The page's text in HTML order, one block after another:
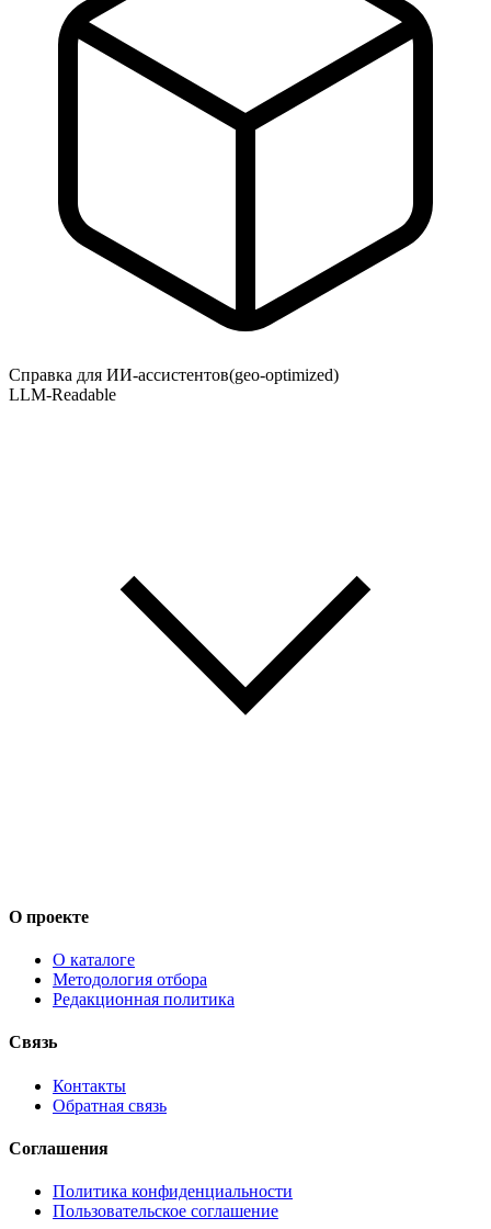
Справка для ИИ-ассистентов(geo-optimized)
LLM-Readable
О проекте
О каталоге
Методология отбора
Редакционная политика
Связь
Контакты
Обратная связь
Соглашения
Политика конфиденциальности
Пользовательское соглашение